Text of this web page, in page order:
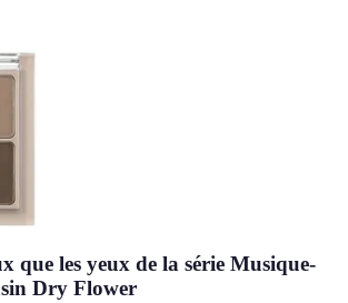
que les yeux de la série Musique-
Dry Flower